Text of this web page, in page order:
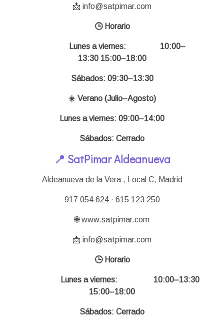
📩 info@satpimar.com
🕒 Horario
Lunes a viernes:
10:00–
13:30 15:00–18:00
Sábados: 09:30–13:30
☀️ Verano (Julio–Agosto)
Lunes a viernes: 09:00–14:00
Sábados: Cerrado
📍 SatPimar Aldeanueva
Aldeanueva de la Vera , Local C, Madrid
917 054 624 · 615 123 250
🌐 www.satpimar.com
📩 info@satpimar.com
🕒 Horario
Lunes a viernes: 10:00–13:30
15:00–18:00
Sábados: Cerrado